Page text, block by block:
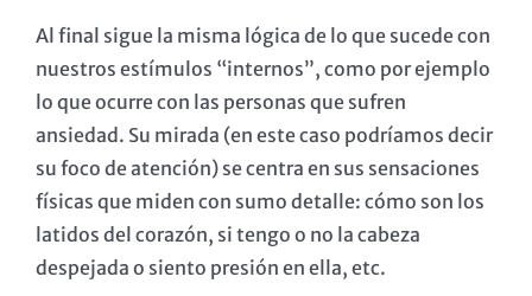
Al final sigue la misma lógica de lo que sucede con
nuestros estímulos “internos”, como por ejemplo
lo que ocurre con las personas que sufren
ansiedad. Su mirada (en este caso podríamos decir
su foco de atención) se centra en sus sensaciones
físicas que miden con sumo detalle: cómo son los
latidos del corazón, si tengo o no la cabeza
despejada o siento presión en ella, etc.